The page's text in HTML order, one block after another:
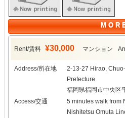
M O R
Rent/賃料 ¥30,000 マンション
Address/所在地
2-13-27 Hirao,
Prefecture
福岡県福岡市中央区
Access/交通
5 minutes walk from
Nishitetsu Omuta